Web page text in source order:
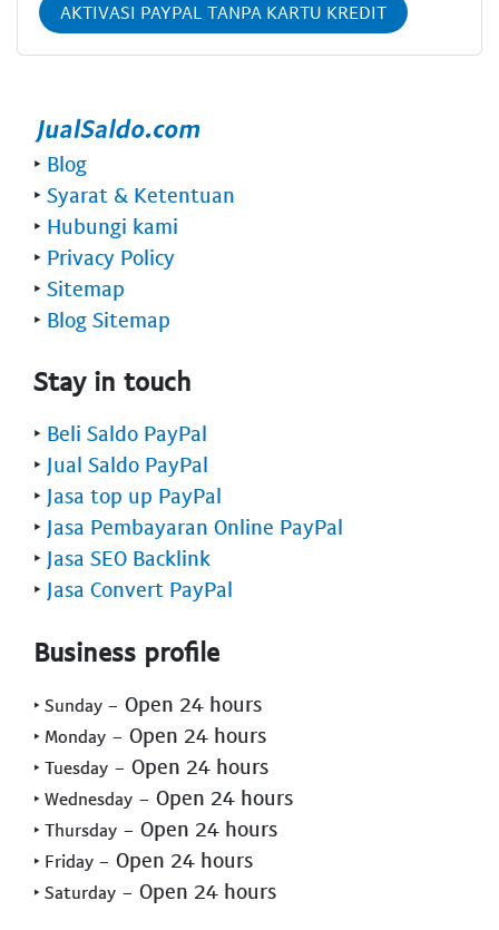
AKTIVASI PAYPAL TANPA KARTU KREDIT
‣ Blog
‣ Syarat & Ketentuan
‣ Hubungi kami
‣ Privacy Policy
‣ Sitemap
‣ Blog Sitemap
Stay in touch
‣ Beli Saldo PayPal
‣ Jual Saldo PayPal
‣ Jasa top up PayPal
‣ Jasa Pembayaran Online PayPal
‣ Jasa SEO Backlink
‣ Jasa Convert PayPal
Business profile
‣ Sunday - Open 24 hours
‣ Monday - Open 24 hours
‣ Tuesday - Open 24 hours
‣ Wednesday - Open 24 hours
‣ Thursday - Open 24 hours
‣ Friday - Open 24 hours
‣ Saturday - Open 24 hours